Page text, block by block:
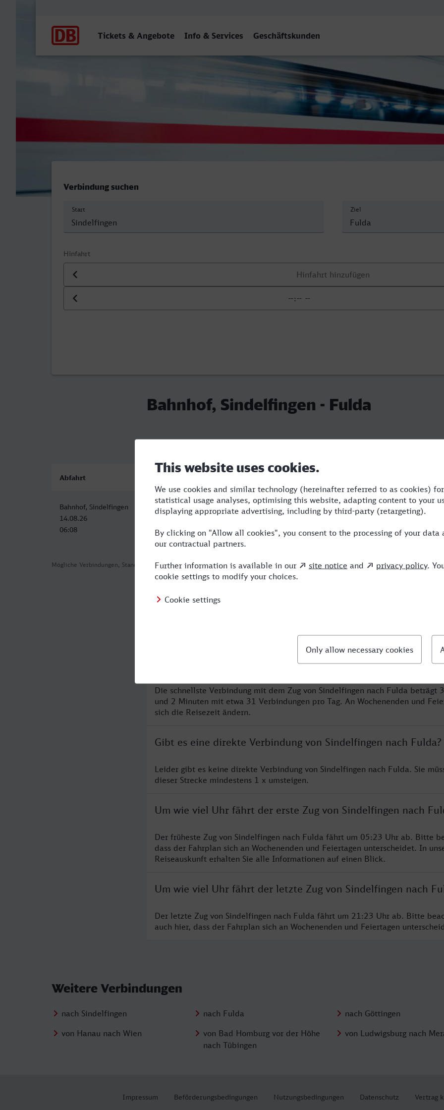
Tickets & Angebote Info & Services Geschäftskunden
Bahnhof, Sindelfingen - Fulda
Verbindung suchen
Start Ziel
Hinfahrt
Datum der Hinfahrt
Uhrzeit der Hinfahrt
Bahnhof, Sindelfingen - Fulda
Mögliche Verbindungen, Stand: 2026-07-31 02:46
Abfahrt
Bahnhof, Sindelfingen
14.08.26
06:08
14.08.26
3:02 BUS,RE,ICE
Was ist die schnellste Verbindung von Sindelfingen nach
Die schnellste Verbindung mit dem Zug von Sindelfingen nach Fulda beträgt
und 2 Minuten mit etwa 31 Verbindungen pro Tag. An Wochenenden und
sich die Reisezeit ändern.
Gibt es eine direkte Verbindung von Sindelfingen nach Fulda?
Leider gibt es keine direkte Verbindung von Sindelfingen nach Fulda. Sie
dieser Strecke mindestens 1 x umsteigen.
Um wie viel Uhr fährt der erste Zug von Sindelfingen nach
Der früheste Zug von Sindelfingen nach Fulda fährt um 05:23 Uhr ab. Bitte
dass der Fahrplan sich an Wochenenden und Feiertagen unterscheidet. In
Reiseauskunft erhalten Sie alle Informationen auf einen Blick.
Um wie viel Uhr fährt der letzte Zug von Sindelfingen nach
Der letzte Zug von Sindelfingen nach Fulda fährt um 21:23 Uhr ab. Bitte
auch hier, dass der Fahrplan sich an Wochenenden und Feiertagen
Weitere Verbindungen
nach Sindelfingen nach Fulda nach Göttingen
von Hanau nach Wien
von Bad Homburg vor der Höhe
nach Tübingen
von Ludwigsburg nach
Impressum Beförderungsbedingungen Nutzungsbedingungen Datenschutz Vertrag